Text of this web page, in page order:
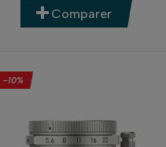
Comparer
-10%